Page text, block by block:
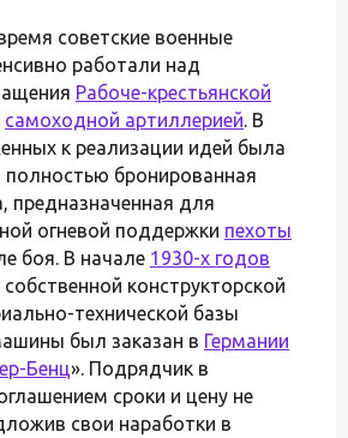
советские военные
работали над
Рабоче-крестьянской
самоходной артиллерией. В
к реализации идей была
полностью бронированная
предназначенная для
огневой поддержки пехоты
боя. В начале 1930-х годов
конструкторской
технической базы
был заказан в Германии
Бенц». Подрядчик в
сроки и цену не
свои наработки в